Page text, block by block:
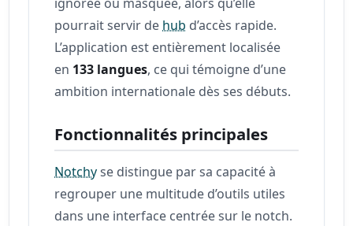
pourrait servir de hub d’accès rapide.
L’application est entièrement localisée
en 133 langues, ce qui témoigne d’une
ambition internationale dès ses débuts.
Fonctionnalités principales
Notchyse distingue par sa capacité à
regrouper une multitude d’outils utiles
dans une interface centrée sur le notch.